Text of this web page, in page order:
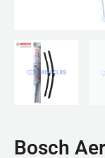
Bosch
&
500mm
količina